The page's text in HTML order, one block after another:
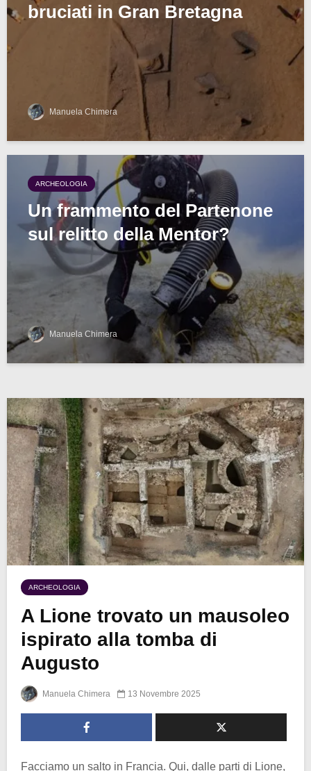
bruciati in Gran Bretagna
Manuela Chimera
ARCHEOLOGIA
Un frammento del Partenone
sul relitto della Mentor?
Manuela Chimera
ARCHEOLOGIA
A Lione trovato un mausoleo
ispirato alla tomba di
Augusto
Manuela Chimera 13 Novembre 2025
Facciamo un salto in Francia. Qui, dalle parti di Lione,